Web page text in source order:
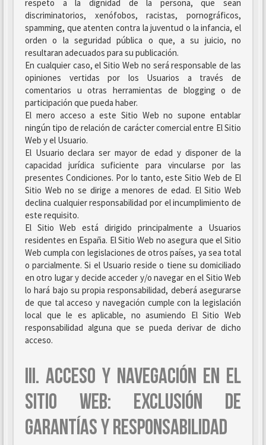
respeto a la dignidad de la persona, que sean
discriminatorios, xenófobos, racistas, pornográficos,
spamming, que atenten contra la juventud o la infancia, el
orden o la seguridad pública o que, a su juicio, no
resultaran adecuados para su publicación.
En cualquier caso, el Sitio Web no será responsable de las
opiniones vertidas por los Usuarios a través de
comentarios u otras herramientas de blogging o de
participación que pueda haber.
El mero acceso a este Sitio Web no supone entablar
ningún tipo de relación de carácter comercial entre El Sitio
Web y el Usuario.
El Usuario declara ser mayor de edad y disponer de la
capacidad jurídica suficiente para vincularse por las
presentes Condiciones. Por lo tanto, este Sitio Web de El
Sitio Web no se dirige a menores de edad. El Sitio Web
declina cualquier responsabilidad por el incumplimiento de
este requisito.
El Sitio Web está dirigido principalmente a Usuarios
residentes en España. El Sitio Web no asegura que el Sitio
Web cumpla con legislaciones de otros países, ya sea total
o parcialmente. Si el Usuario reside o tiene su domiciliado
en otro lugar y decide acceder y/o navegar en el Sitio Web
lo hará bajo su propia responsabilidad, deberá asegurarse
de que tal acceso y navegación cumple con la legislación
local que le es aplicable, no asumiendo El Sitio Web
responsabilidad alguna que se pueda derivar de dicho
acceso.
III. ACCESO Y NAVEGACIÓN EN EL
SITIO WEB: EXCLUSIÓN DE
GARANTÍAS Y RESPONSABILIDAD